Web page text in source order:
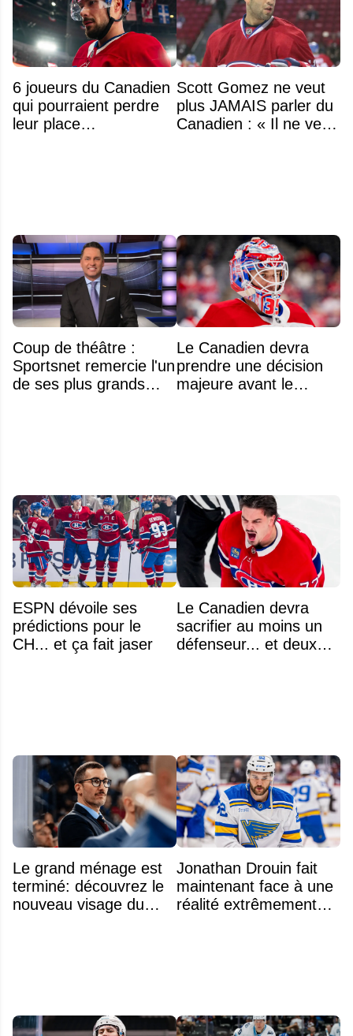
6 joueurs du Canadien
qui pourraient perdre
leur place
Scott Gomez ne veut
plus JAMAIS parler du
Canadien : « Il ne veut
Coup de théâtre :
Sportsnet remercie l'un
de ses plus grands
Le Canadien devra
prendre une décision
majeure avant le
ESPN dévoile ses
prédictions pour le
CH... et ça fait jaser
Le Canadien devra
sacrifier au moins un
défenseur... et deux
Le grand ménage est
terminé: découvrez le
nouveau visage du
Jonathan Drouin fait
maintenant face à une
réalité extrêmement